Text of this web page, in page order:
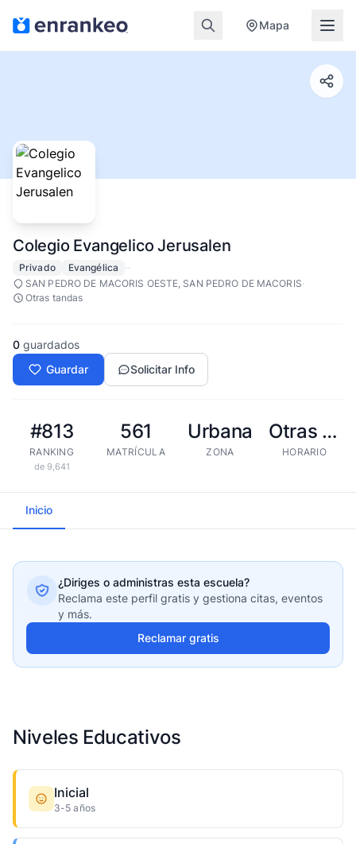
Mapa
Colegio Evangelico Jerusalen
Privado Evangélica ··
SAN PEDRO DE MACORIS OESTE, SAN PEDRO DE MACORIS·
Otras tandas
0 guardados
Guardar
Solicitar Info
#813
RANKING
de 9,641
561
MATRÍCULA
Urbana
ZONA
Otras tandas
HORARIO
Inicio
¿Diriges o administras esta escuela?
Reclama este perfil gratis y gestiona citas, eventos
y más.
Reclamar gratis
Niveles Educativos
Inicial
3-5 años